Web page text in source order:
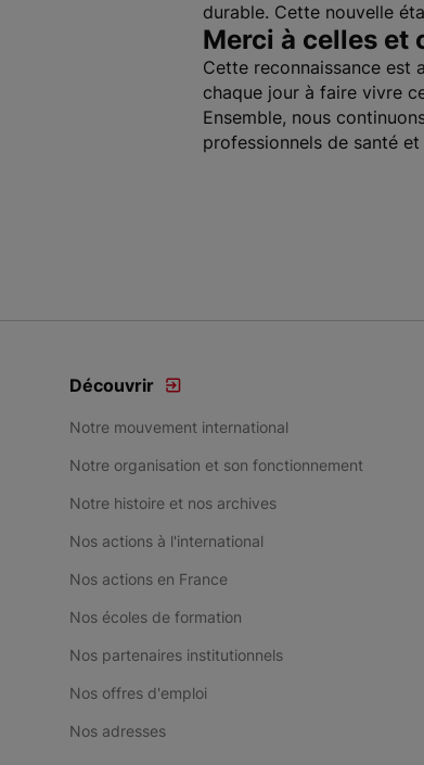
durable. Cette nouvelle
Merci à celles et
Cette reconnaissance
chaque jour à faire vivre
Ensemble, nous
professionnels de santé
Découvrir
Notre mouvement international
Notre organisation et son fonctionnement
Notre histoire et nos archives
Nos actions à l'international
Nos actions en France
Nos écoles de formation
Nos partenaires institutionnels
Nos offres d'emploi
Nos adresses